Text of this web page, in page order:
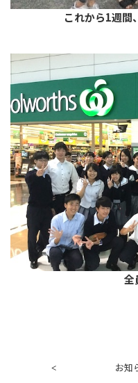
これから1週間
全
< お知